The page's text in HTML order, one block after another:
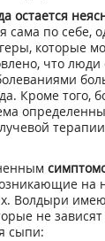
остается
сама по себе,
которые
что люди
Кроме того,
на
Волдыри
не
сыпи: